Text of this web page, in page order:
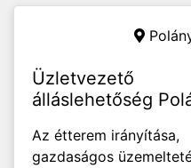
Üzletvezető
álláslehetőség
Az étterem irányítása,
gazdaságos